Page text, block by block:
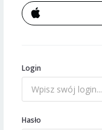
Login
Hasło